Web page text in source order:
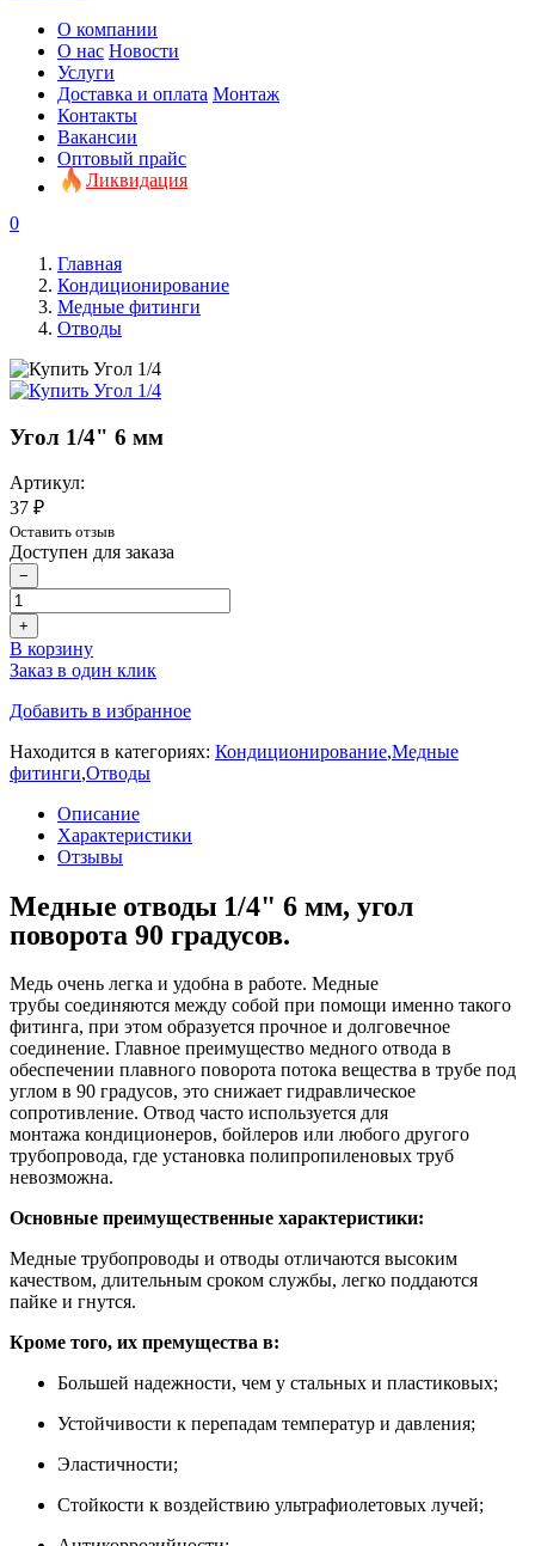
О компании
О нас Новости
Услуги
Доставка и оплата Монтаж
Контакты
Вакансии
Оптовый прайс
Ликвидация
0
Главная
Кондиционирование
Медные фитинги
Отводы
Угол 1/4" 6 мм
Артикул:
37 ₽
Оставить отзыв
Доступен для заказа
−
+
В корзину
Заказ в один клик
Добавить в избранное
Находится в категориях: Кондиционирование,Медные
фитинги,Отводы
Описание
Характеристики
Отзывы
Медные отводы 1/4" 6 мм, угол
поворота 90 градусов.
Медь очень легка и удобна в работе. Медные
трубы соединяются между собой при помощи именно такого
фитинга, при этом образуется прочное и долговечное
соединение. Главное преимущество медного отвода в
обеспечении плавного поворота потока вещества в трубе под
углом в 90 градусов, это снижает гидравлическое
сопротивление. Отвод часто используется для
монтажа кондиционеров, бойлеров или любого другого
трубопровода, где установка полипропиленовых труб
невозможна.
Основные преимущественные характеристики:
Медные трубопроводы и отводы отличаются высоким
качеством, длительным сроком службы, легко поддаются
пайке и гнутся.
Кроме того, их премущества в:
Большей надежности, чем у стальных и пластиковых;
Устойчивости к перепадам температур и давления;
Эластичности;
Стойкости к воздействию ультрафиолетовых лучей;